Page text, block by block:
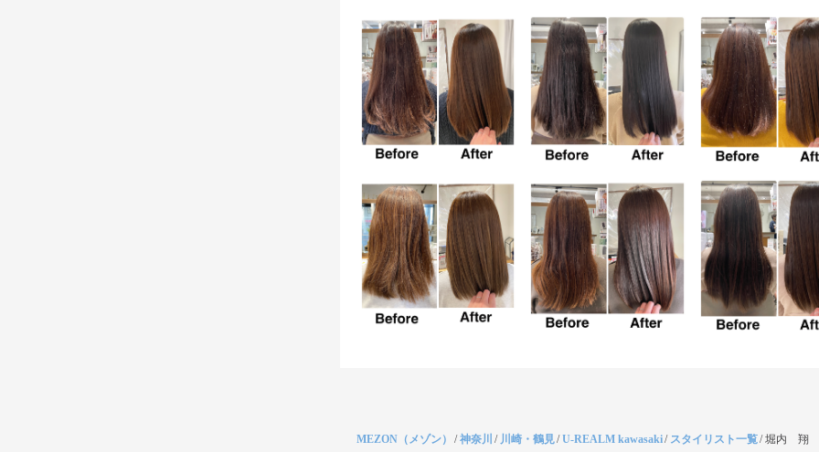
MEZON（メゾン） /神奈川 / 川崎・鶴見/U-REALM kawasaki/ スタイリスト一覧/堀内 翔